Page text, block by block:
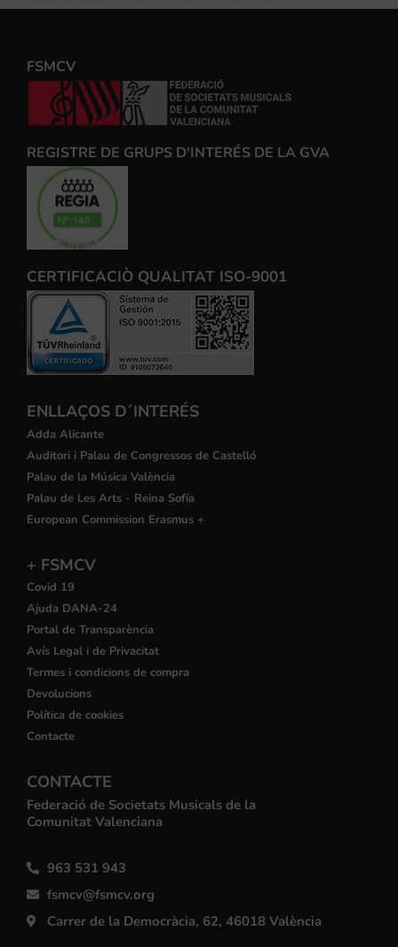
FSMCV
REGISTRE DE GRUPS D'INTERÉS DE LA GVA
CERTIFICACIÒ QUALITAT ISO-9001
ENLLAÇOS D´INTERÉS
Adda Alicante
Auditori i Palau de Congressos de Castelló
Palau de la Música València
Palau de Les Arts - Reina Sofía
European Commission Erasmus +
+ FSMCV
Covid 19
Ajuda DANA-24
Portal de Transparència
Avís Legal i de Privacitat
Termes i condicions de compra
Devolucions
Política de cookies
Contacte
CONTACTE
Federació de Societats Musicals de la
Comunitat Valenciana
963 531 943
fsmcv@fsmcv.org
Carrer de la Democràcia, 62, 46018 València